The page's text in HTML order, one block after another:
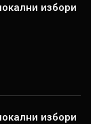
избори
избори